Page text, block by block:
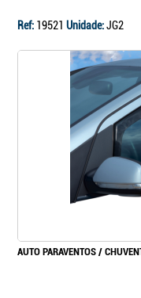
Ref: 19521 Unidade:JG2
AUTO PARAVENTOS /